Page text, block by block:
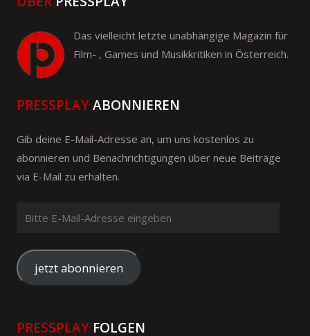
Das vielleicht letzte unabhängige Magazin für
Film- , Games und Musikkritiken in Österreich.
PRESSPLAYABONNIEREN
Gib deine E-Mail-Adresse an, um uns kostenlos zu
abonnieren und Benachrichtigungen über neue Beiträge
via E-Mail zu erhalten.
Mail-
Adresse
eingeben
jetzt abonnieren
PRESSPLAY FOLGEN